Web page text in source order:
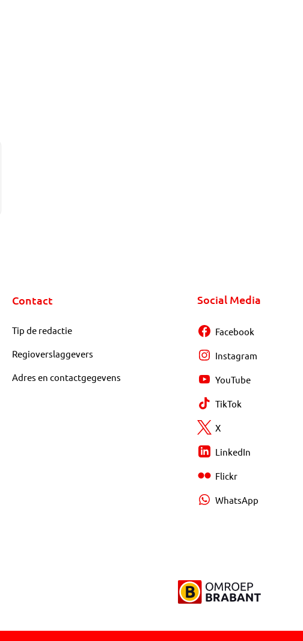
Contact
Tip de redactie
Regioverslaggevers
Adres en contactgegevens
Social Media
Facebook
Instagram
YouTube
TikTok
X
LinkedIn
Flickr
WhatsApp